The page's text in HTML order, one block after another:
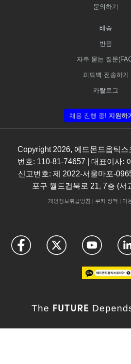
문의하기
배송
반품
자주 묻는 질문
피드백 전송하기
카탈로그
채용 진행 중! 지원하기
Copyright 2026, 에드몬드옵틱스
번호: 110-81-74657 | 대표이사:
신고번호: 제 2022-서울마포-
포구 월드컵북로 21, 7층 (서
개인정보취급방침 | 쿠키 정책 | 이
The FUTURE